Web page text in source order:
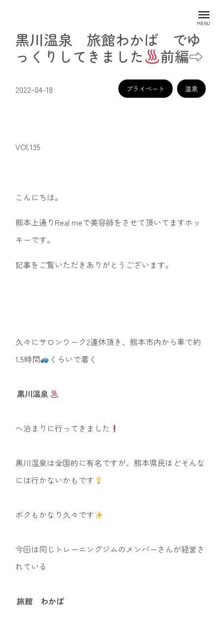
黒川温泉 旅館わかば でゆ
っくりしてきました
前編⇨
2022-04-18 プライベート 温泉
VOl.135
こんにちは。
熊本上通りReal meで美容師をさせて頂いてますホッ
キーです。
記事をご覧いただきありがとうございます。
久々にサロンワーク2連休頂き、熊本市内から車で約
1.5時間
くらいで着く
黒川温泉
へ泊まりに行ってきました
黒川温泉は全国的に有名ですが、熊本県民ほどそんな
には行かないかもです
ボクもかなり久々です
今回は同じトレーニングジムのメンバーさんが経営さ
れている
旅館 わかば